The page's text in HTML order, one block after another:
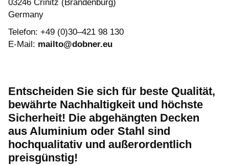
03246 Crinitz (Brandenburg)
Germany
Telefon: +49 (0)30–421 98 130
E-Mail: mailto@dobner.eu
Entscheiden Sie sich für beste Qualität,
bewährte Nachhaltigkeit und höchste
Sicherheit! Die abgehängten Decken
aus Aluminium oder Stahl sind
hochqualitativ und außerordentlich
preisgünstig!